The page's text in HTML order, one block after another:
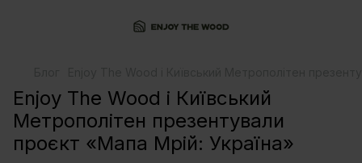
Enjoy The Wood і Київський
Метрополітен презентували
проєкт «Мапа Мрій: Україна»